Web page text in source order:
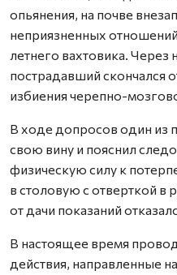
опьянения, на почве
неприязненных
летнего вахтовика.
пострадавший скончался
избиения черепно-
В ходе допросов один из
свою вину и пояснил
физическую силу к
в столовую с отверткой в
от дачи показаний
В настоящее время
действия, направленные